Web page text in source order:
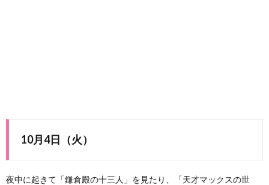
10月4日（火）
夜中に起きて「鎌倉殿の十三人」を見たり、「天才マックスの世